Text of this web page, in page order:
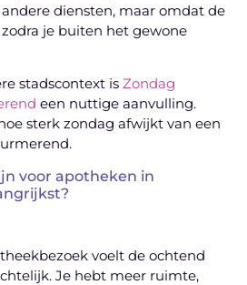
diensten, maar omdat de
je buiten het gewone
stadscontext isZondag
een nuttige aanvulling.
sterk zondag afwijkt van een
voor apotheken in
voelt de ochtend
Je hebt meer ruimte,